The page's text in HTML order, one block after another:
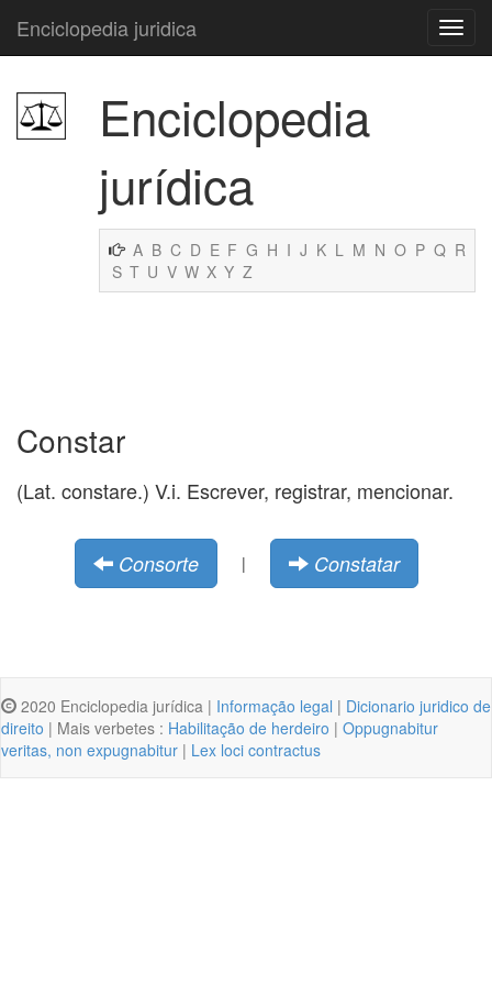
Enciclopedia juridica
Enciclopedia
jurídica
A B C D E F G H I J K L M N O P Q R
S T U V W X Y Z
Constar
(Lat. constare.) V.i. Escrever, registrar, mencionar.
Consorte | Constatar
2020 Enciclopedia jurídica | Informação legal | Dicionario juridico de
direito | Mais verbetes : Habilitação de herdeiro | Oppugnabitur
veritas, non expugnabitur | Lex loci contractus